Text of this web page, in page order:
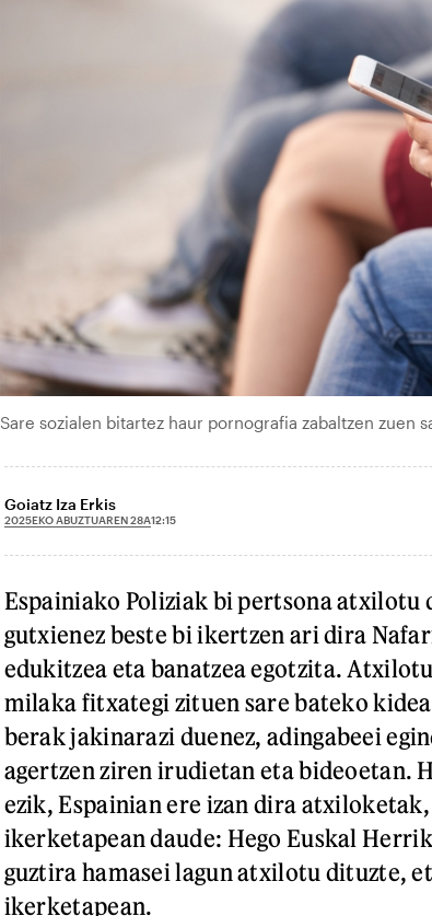
Sare sozialen bitartez haur pornografia zabaltzen zuen
Goiatz Iza Erkis
2025EKO ABUZTUAREN 28A12:15
Espainiako Poliziak bi pertsona atxilotu
gutxienez beste bi ikertzen ari dira
edukitzea eta banatzea egotzita.
milaka fitxategi zituen sare bateko
berak jakinarazi duenez, adingabeei
agertzen ziren irudietan eta bideoetan.
ezik, Espainian ere izan dira
ikerketapean daude: Hego Euskal
guztira hamasei lagun atxilotu dituzte,
ikerketapean.